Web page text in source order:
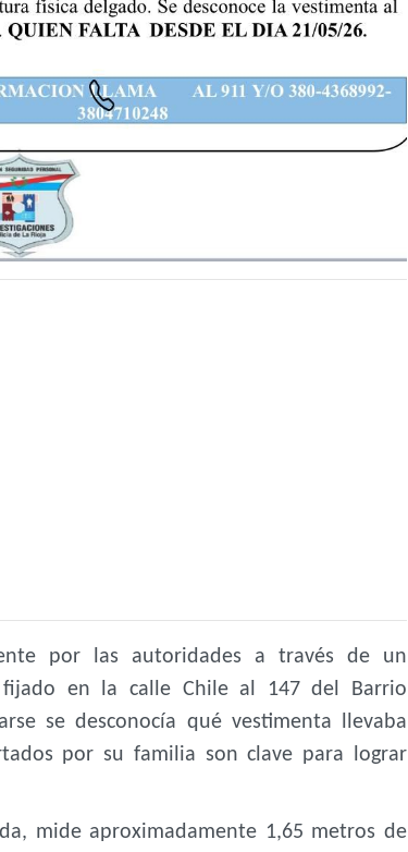
por las autoridades a través de un
fijado en la calle Chile al 147 del Barrio
se desconocía qué vestimenta llevaba
por su familia son clave para lograr
mide aproximadamente 1,65 metros de